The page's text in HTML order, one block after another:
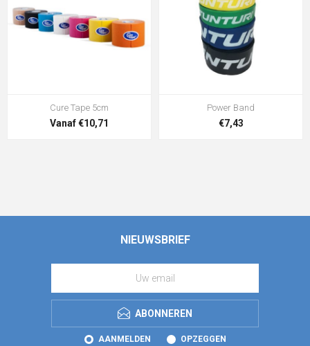
Cure Tape 5cm
Vanaf €10,71
Power Band
€7,43
NIEUWSBRIEF
ABONNEREN
AANMELDEN OPZEGGEN